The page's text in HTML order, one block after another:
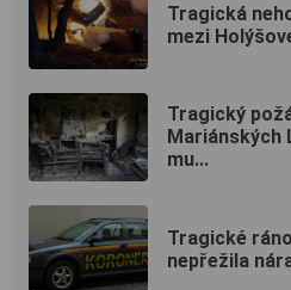
Tragická
mezi
Tragický
Mariánských
mu...
Tragické
nepřežila